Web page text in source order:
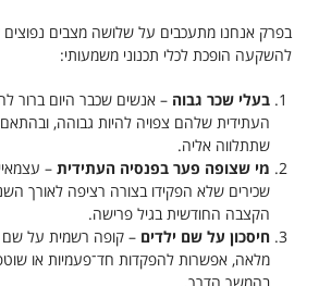
בפרק אנחנו מתעכבים על שלושה מצבים
להשקעה הופכת לכלי תכנוני משמעותי:
בעלי שכר גבוה – אנשים שכבר היום ברור
העתידית שלהם צפויה להיות גבוהה,
שתתלווה אליה.
מי שצופה פער בפנסיה העתידית –
שכירים שלא הפקידו בצורה רציפה לאורך
הקצבה החודשית בגיל פרישה.
חיסכון על שם ילדים – קופה רשמית על שם
מלאה, אפשרות להפקדות חד־פעמיות או
בהמשך הדרך.